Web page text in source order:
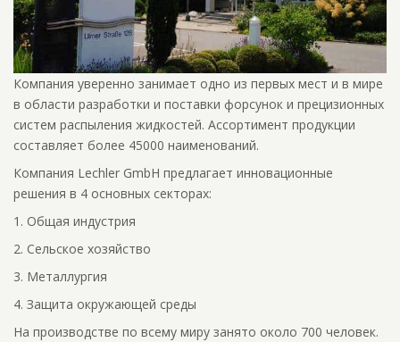
Компания уверенно занимает одно из первых мест и в мире
в области разработки и поставки форсунок и прецизионных
систем распыления жидкостей. Ассортимент продукции
составляет более 45000 наименований.
Компания Lechler GmbH предлагает инновационные
решения в 4 основных секторах:
1.​ Общая индустрия
2.​ Сельское хозяйство
3.​ Металлургия
4.​ Защита окружающей среды
На производстве по всему миру занято около 700 человек.